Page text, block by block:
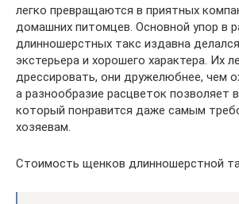
легко превращаются в приятных
домашних питомцев. Основной упор в
длинношерстных такс издавна
экстерьера и хорошего характера. Их
дрессировать, они дружелюбнее, чем
а разнообразие расцветок позволяет
который понравится даже самым
хозяевам.
Стоимость щенков длинношерстной